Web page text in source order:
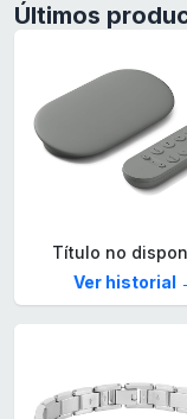
Últimos
Título no
Ver historial